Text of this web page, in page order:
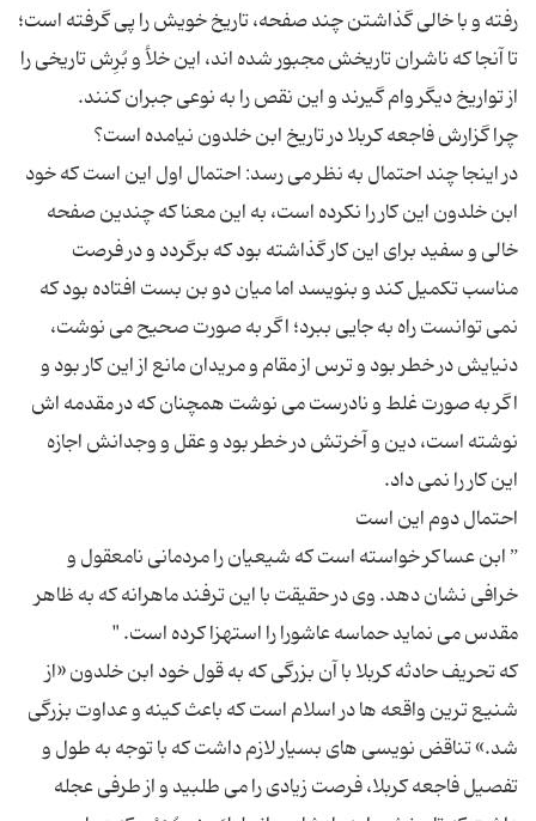
رفته و با خالی گذاشتن چند صفحه، تاریخ خویش را پی گرفته است؛
تا آنجا كه ناشران تاریخش مجبور شده اند، این خلأ و بُرِش تاریخی را
در اینجا چند احتمال به نظر می رسد: احتمال اول این است كه خود
ابن خلدون این كار را نكرده است، به این معنا كه چندین صفحه
خالی و سفید برای این كار گذاشته بود كه برگردد و در فرصت
مناسب تكمیل كند و بنویسد اما میان دو بن بست افتاده بود كه
نمی توانست راه به جایی ببرد؛ اگر به صورت صحیح می نوشت،
دنیایش در خطر بود و ترس از مقام و مریدان مانع از این كار بود و
اگر به صورت غلط و نادرست می نوشت همچنان كه در مقدمه اش
نوشته است، دین و آخرتش در خطر بود و عقل و وجدانش اجازه
” ابن عساكر خواسته است كه شیعیان را مردمانی نامعقول و
خرافی نشان دهد. وی در حقیقت با این ترفند ماهرانه كه به ظاهر
كه تحریف حادثه كربلا با آن بزرگی كه به قول خود ابن خلدون «از
شنیع ترین واقعه ها در اسلام است كه باعث كینه و عداوت بزرگی
شد.» تناقض نویسی های بسیار لازم داشت كه با توجه به طول و
تفصیل فاجعه كربلا، فرصت زیادی را می طلبید و از طرفی عجله